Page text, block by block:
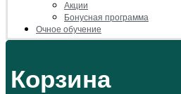
Акции
Бонусная программа
Очное обучение
Корзина